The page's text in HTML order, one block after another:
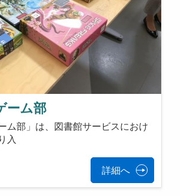
ーム部
ム部」は、図書館サービスにおけ
入
詳細へ